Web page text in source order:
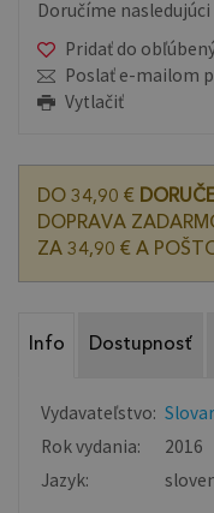
Doručíme
Pridať do
Poslať e-mailom
Vytlačiť
DO 34,90 €
DOPRAVA
ZA 34,90 € A
Info Dostupnosť
Vydavateľstvo:
Rok vydania:
2016
Jazyk: